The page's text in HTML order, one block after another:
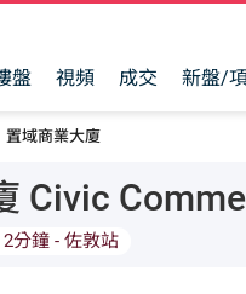
盤 視頻 成交 新盤/
置域商業大廈
Civic
2分鐘 - 佐敦站